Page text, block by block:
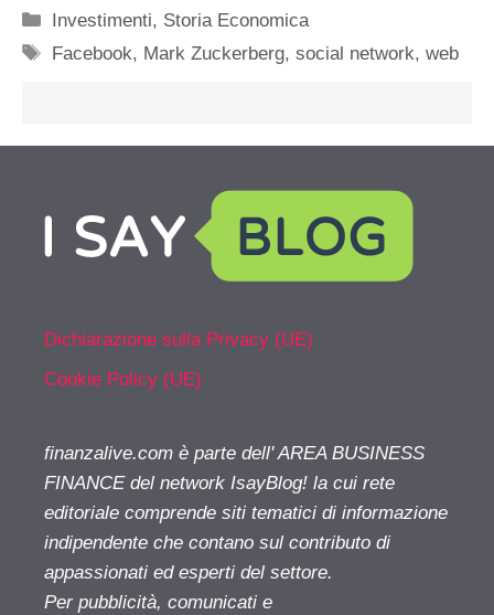
Categorie
Investimenti, Storia Economica
Tag
Facebook, Mark Zuckerberg,social network,web
Dichiarazione sulla Privacy (UE)
Cookie Policy (UE)
finanzalive.com è parte dell' AREA BUSINESS
FINANCE del network IsayBlog! la cui rete
editoriale comprende siti tematici di informazione
indipendente che contano sul contributo di
appassionati ed esperti del settore.
Per pubblicità, comunicati e